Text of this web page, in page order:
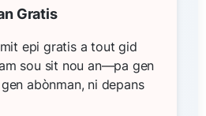
Gratis
epi gratis a tout gid
sou sit nou an—pa gen
abònman, ni depans